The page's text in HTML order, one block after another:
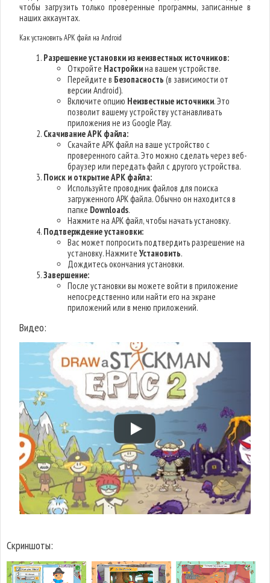
чтобы загрузить только проверенные программы, записанные в
наших аккаунтах.
Как установить APK файл на Android
Разрешение установки из неизвестных источников:
Откройте Настройкина вашем устройстве.
Перейдите в Безопасность (в зависимости от
версии Android).
Включите опцию Неизвестные источники. Это
позволит вашему устройству устанавливать
приложения не из Google Play.
Скачивание APK файла:
Скачайте APK файл на ваше устройство с
проверенного сайта. Это можно сделать через веб-
браузер или передать файл с другого устройства.
Поиск и открытие APK файла:
Используйте проводник файлов для поиска
загруженного APK файла. Обычно он находится в
папке Downloads.
Нажмите на APK файл, чтобы начать установку.
Подтверждение установки:
Вас может попросить подтвердить разрешение на
установку. НажмитеУстановить.
Дождитесь окончания установки.
Завершение:
После установки вы можете войти в приложение
непосредственно или найти его на экране
приложений или в меню приложений.
Видео:
Скриншоты: